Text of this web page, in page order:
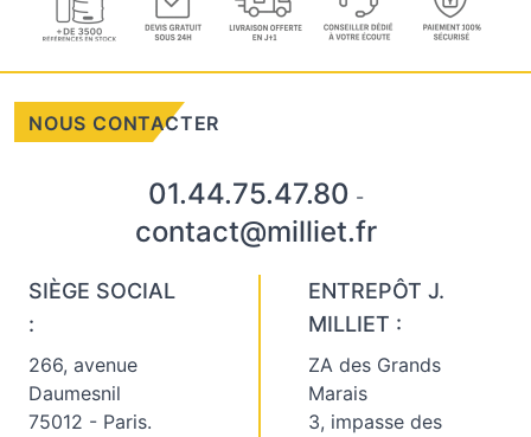
NOUS CONTACTER
01.44.75.47.80 -
contact@milliet.fr
SIÈGE SOCIAL
:
266, avenue
Daumesnil
75012 - Paris.
ENTREPÔT J.
MILLIET :
ZA des Grands
Marais
3, impasse des